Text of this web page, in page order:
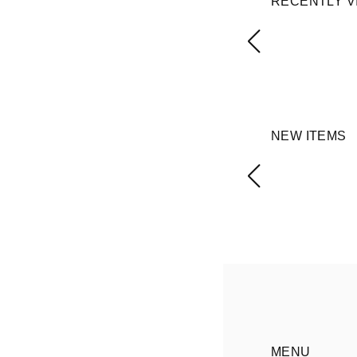
NEW ITEMS
MENU